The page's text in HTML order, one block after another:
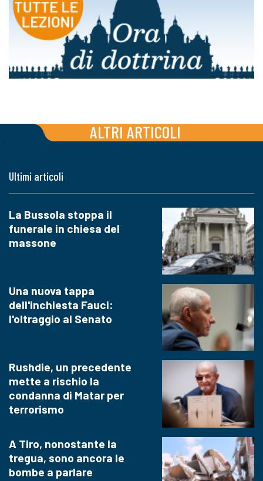
ALTRI ARTICOLI
Ultimi articoli
La Bussola stoppa il
funerale in chiesa del
massone
Una nuova tappa
dell'inchiesta Fauci:
l'oltraggio al Senato
Rushdie, un precedente
mette a rischio la
condanna di Matar per
terrorismo
A Tiro, nonostante la
tregua, sono ancora le
bombe a parlare